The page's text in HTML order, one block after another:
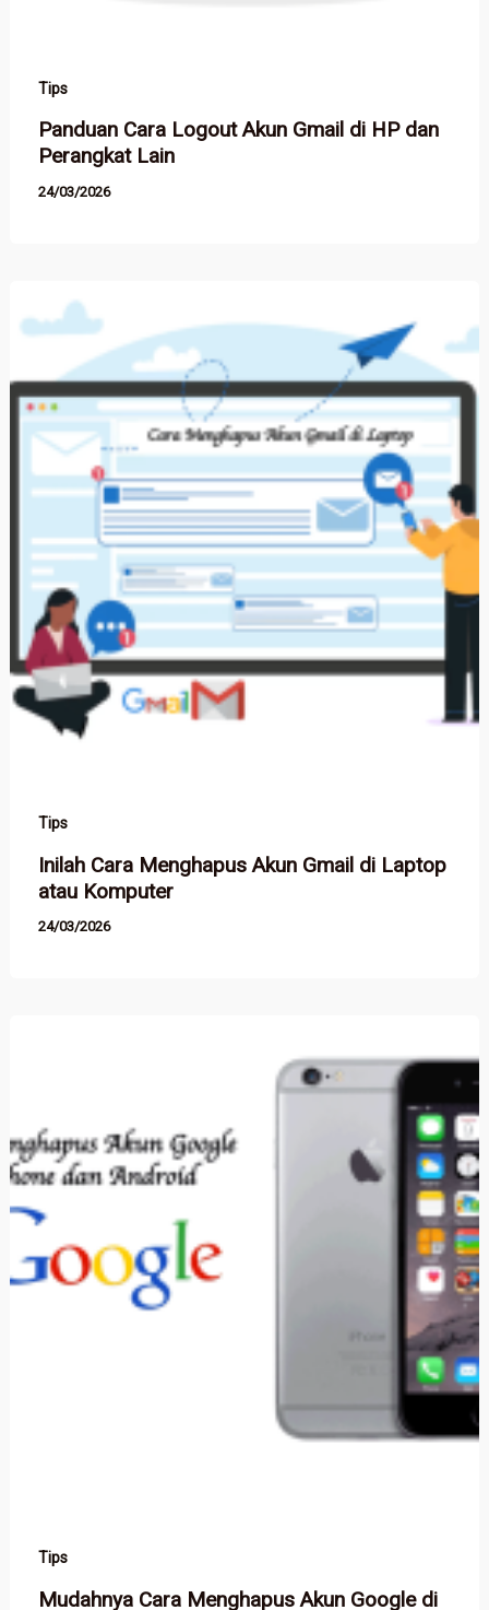
Tips
Panduan Cara Logout Akun Gmail di HP dan
Perangkat Lain
24/03/2026
Tips
Inilah Cara Menghapus Akun Gmail di Laptop
atau Komputer
24/03/2026
Tips
Mudahnya Cara Menghapus Akun Google di